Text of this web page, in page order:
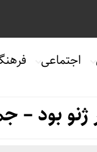
اجتماعی
بود –